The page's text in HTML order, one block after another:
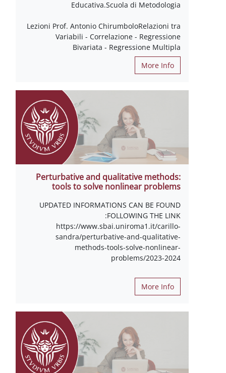
Educativa.Scuola di Metodologia
Lezioni Prof. Antonio ChirumboloRelazioni tra
Variabili - Correlazione - Regressione
Bivariata - Regressione Multipla
More Info
Perturbative and qualitative methods:
tools to solve nonlinear problems
UPDATED INFORMATIONS CAN BE FOUND
FOLLOWING THE LINK:
https://www.sbai.uniroma1.it/carillo-
sandra/perturbative-and-qualitative-
methods-tools-solve-nonlinear-
problems/2023-2024
More Info